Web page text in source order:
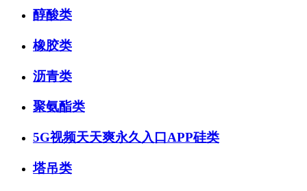
醇酸类
橡胶类
沥青类
聚氨酯类
5G视频天天爽永久入口APP硅类
塔吊类